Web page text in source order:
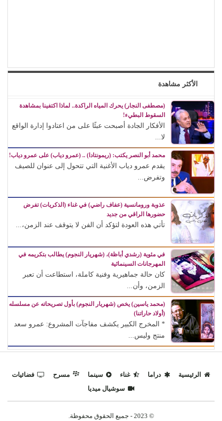
الأكثر مشاهدة
(مصطفى النجار) يحرك المياه الراكدة.. لماذا اكتفينا بمشاهدة
السقوط البطيء!
الأفكار الجادة أصبحت عبئًا على من اعتادوا إدارة الواقع
لا...
محمد أبو النصر يكتب: (ريمونتادا) .. (عمرو دياب) على عمرو دياب!
يقدم عمرو دياب الأغنية التي تتحول إلى عنوان للصيف
وتفرض...
عذوبة ورومانسية (عفاف راضي) في غناء (الذكريات) تفرض
حضورها الراقي من جديد
تأتي هذه العودة لتؤكد أن الفن لا يتوقف عند الزمن،...
في مئوية (رشدي أباظة)، (شهريار النجوم) يطالب بتكريمه في
المهرجانات السينمائية
كان حالة جماهيرية وفنية كاملة، استطاعت أن تعبر
الزمن، وأن...
(محمد ياسين) يخص (شهريار النجوم) بأول تصريحاته عن مسلسله
(أولاد حاراتنا)
* المخرج الكبير يكشف مفاجآت المشروع: عمرو سعد
منتج وليس...
الرئيسية دراما غناء سينما مسرح
فضائيات
سوشيال ميديا
© 2023 - جميع الحقوق محفوظة.